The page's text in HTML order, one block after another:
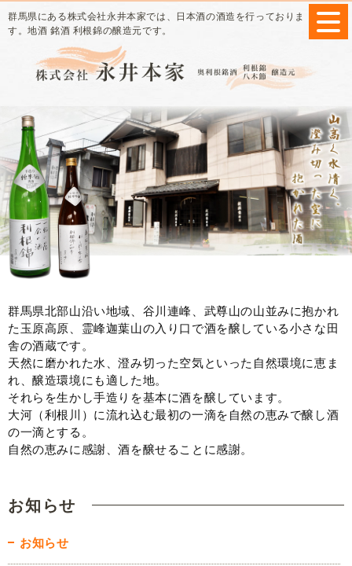
群馬県にある株式会社永井本家では、日本酒の酒造を行っておりま
す。地酒 銘酒 利根錦の醸造元です。
群馬県北部山沿い地域、谷川連峰、武尊山の山並みに抱かれ
た玉原高原、 霊峰迦葉山の入り口で酒を醸している小さな田
舎の酒蔵です。
天然に磨かれた水、澄み切った空気といった自然環境に恵ま
れ、醸造環境にも適した地。
それらを生かし手造りを基本に酒を醸しています。
大河（利根川）に流れ込む最初の一滴を自然の恵みで醸し酒
の一滴とする。
自然の恵みに感謝、酒を醸せることに感謝。
お知らせ
お知らせ